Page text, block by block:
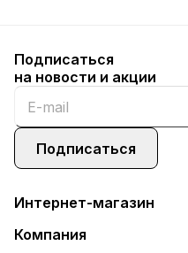
Подписаться
на новости и акции
Подписаться
Интернет-магазин
Компания